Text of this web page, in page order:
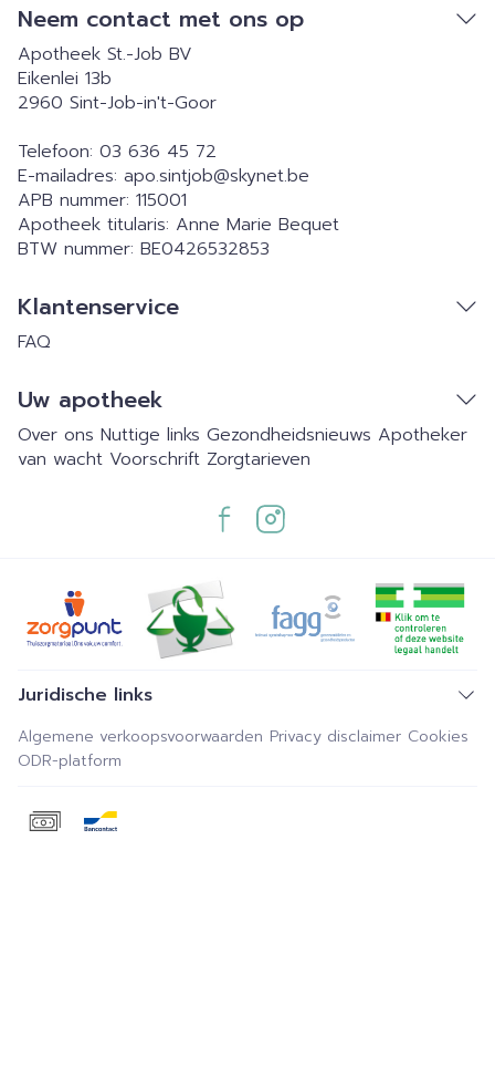
Neem contact met ons op
Apotheek St.-Job BV
Eikenlei 13b
2960 Sint-Job-in't-Goor
Telefoon: 03 636 45 72
E-mailadres: apo.sintjob@skynet.be
APB nummer: 115001
Apotheek titularis: Anne Marie Bequet
BTW nummer: BE0426532853
Klantenservice
FAQ
Uw apotheek
Over ons Nuttige links Gezondheidsnieuws Apotheker
van wacht Voorschrift Zorgtarieven
Juridische links
Algemene verkoopsvoorwaarden Privacy disclaimer Cookies
ODR-platform